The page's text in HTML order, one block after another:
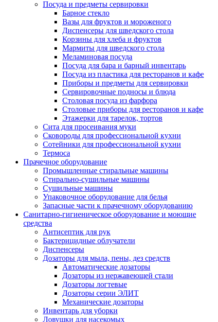
Посуда и предметы сервировки
Барное стекло
Вазы для фруктов и мороженого
Диспенсеры для шведского стола
Корзины для хлеба и фруктов
Мармиты для шведского стола
Меламиновая посуда
Посуда для бара и барный инвентарь
Посуда из пластика для ресторанов и кафе
Приборы и предметы для сервировки
Сервировочные подносы и блюда
Столовая посуда из фарфора
Столовые приборы для ресторанов и кафе
Этажерки для тарелок, тортов
Сита для просеивания муки
Сковороды для профессиональной кухни
Сотейники для профессиональной кухни
Термоса
Прачечное оборудование
Промышленные стиральные машины
Стирально-сушильные машины
Сушильные машины
Упаковочное оборудование для белья
Запасные части к прачечному оборудованию
Санитарно-гигиеническое оборудование и моющие
средства
Антисептик для рук
Бактерицидные облучатели
Диспенсеры
Дозаторы для мыла, пены, дез средств
Автоматические дозаторы
Дозаторы из нержавеющей стали
Дозаторы логтевые
Дозаторы серии ЭЛИТ
Механические дозаторы
Инвентарь для уборки
Ловушки для насекомых